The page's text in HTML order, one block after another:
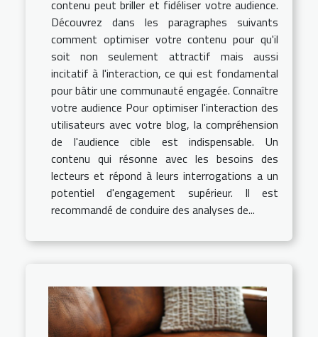
contenu peut briller et fidéliser votre audience.
Découvrez dans les paragraphes suivants
comment optimiser votre contenu pour qu'il
soit non seulement attractif mais aussi
incitatif à l'interaction, ce qui est fondamental
pour bâtir une communauté engagée. Connaître
votre audience Pour optimiser l'interaction des
utilisateurs avec votre blog, la compréhension
de l'audience cible est indispensable. Un
contenu qui résonne avec les besoins des
lecteurs et répond à leurs interrogations a un
potentiel d'engagement supérieur. Il est
recommandé de conduire des analyses de...